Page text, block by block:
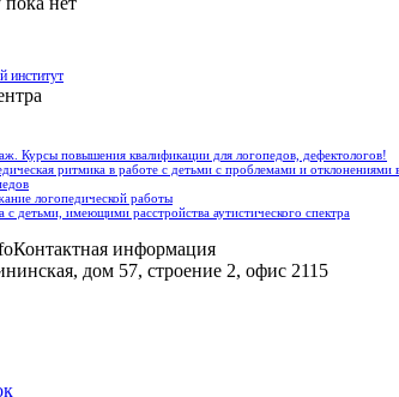
институт
Курсы повышения квалификации для логопедов, дефектологов!
ритмика в работе с детьми с проблемами и отклонениями
логопедической работы
с детьми, имеющими расстройства аутистического спектра
Контактная информация
дом 57, строение 2, офис 2115